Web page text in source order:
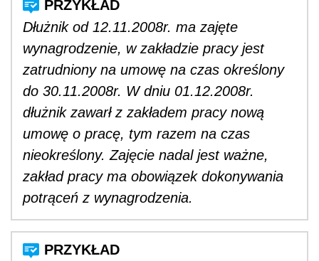
Dłużnik od 12.11.2008r. ma zajęte
wynagrodzenie, w zakładzie pracy jest
zatrudniony na umowę na czas określony
do 30.11.2008r. W dniu 01.12.2008r.
dłużnik zawarł z zakładem pracy nową
umowę o pracę, tym razem na czas
nieokreślony. Zajęcie nadal jest ważne,
zakład pracy ma obowiązek dokonywania
potrąceń z wynagrodzenia.